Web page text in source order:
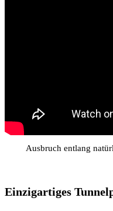
Ausbruch entlang
Einzigartiges